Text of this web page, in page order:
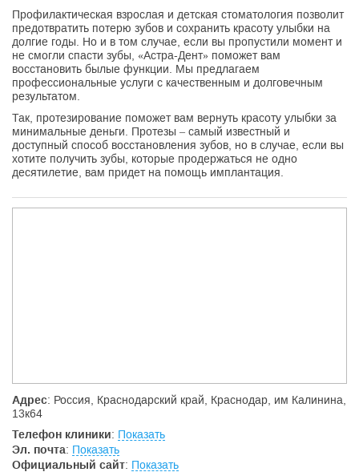
Профилактическая взрослая и детская стоматология позволит
предотвратить потерю зубов и сохранить красоту улыбки на
долгие годы. Но и в том случае, если вы пропустили момент и
не смогли спасти зубы, «Астра-Дент» поможет вам
восстановить былые функции. Мы предлагаем
профессиональные услуги с качественным и долговечным
результатом.
Так, протезирование поможет вам вернуть красоту улыбки за
минимальные деньги. Протезы – самый известный и
доступный способ восстановления зубов, но в случае, если вы
хотите получить зубы, которые продержаться не одно
десятилетие, вам придет на помощь имплантация.
Адрес: Россия, Краснодарский край, Краснодар, им Калинина,
13к64
Телефон клиники: Показать
Эл. почта: Показать
Официальный сайт: Показать